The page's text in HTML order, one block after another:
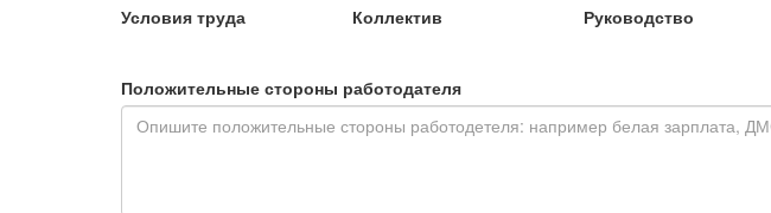
Условия труда
Коллектив Руководство
Положительные стороны работодателя